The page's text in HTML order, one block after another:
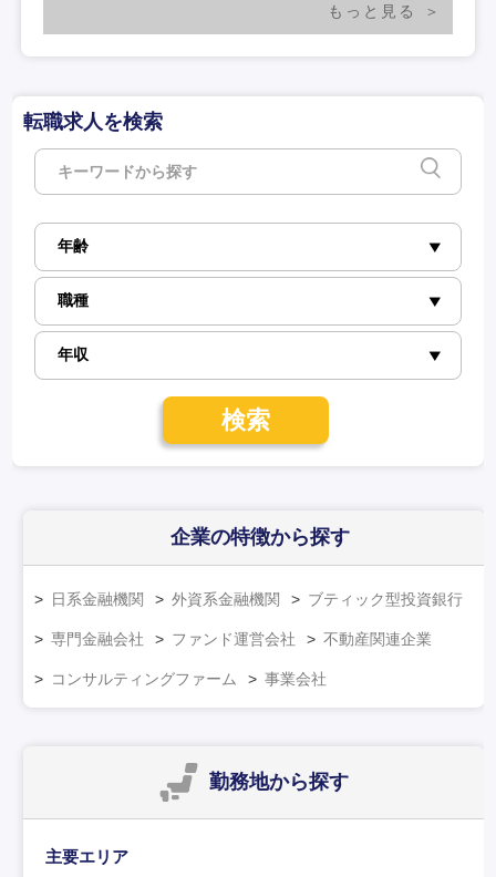
もっと見る
転職求人を検索
検索
企業の特徴から探す
日系金融機関 外資系金融機関 ブティック型投資銀行
専門金融会社 ファンド運営会社 不動産関連企業
コンサルティングファーム 事業会社
勤務地から探す
主要エリア